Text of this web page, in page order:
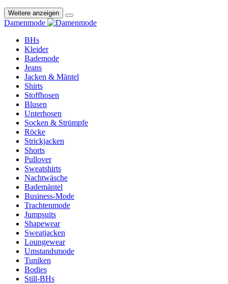
Weitere anzeigen
Damenmode
BHs
Kleider
Bademode
Jeans
Jacken & Mäntel
Shirts
Stoffhosen
Blusen
Unterhosen
Socken & Strümpfe
Röcke
Strickjacken
Shorts
Pullover
Sweatshirts
Nachtwäsche
Bademäntel
Business-Mode
Trachtenmode
Jumpsuits
Shapewear
Sweatjacken
Loungewear
Umstandsmode
Tuniken
Bodies
Still-BHs